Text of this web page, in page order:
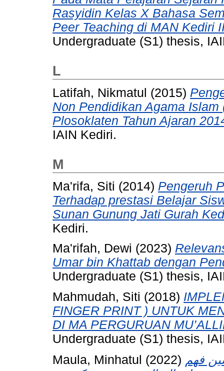
Rasyidin Kelas X Bahasa
Peer Teaching di MAN Kediri
Undergraduate (S1) thesis,
L
Latifah, Nikmatul (2015)
Non Pendidikan Agama
Plosoklaten Tahun Ajaran
IAIN Kediri.
M
Ma'rifa, Siti (2014) Pengeruh
Terhadap prestasi Belajar
Sunan Gunung Jati Gurah
Kediri.
Ma'rifah, Dewi (2023)
Umar bin Khattab dengan
Undergraduate (S1) thesis,
Mahmudah, Siti (2018)
FINGER PRINT ) UNTUK
DI MA PERGURUAN
Undergraduate (S1) thesis,
Maula, Minhatul (2022) فهم